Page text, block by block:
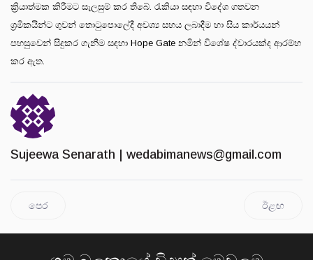
ක්‍රියාත්මක කිරීමට සැලසුම් කර තිබේ. රැකියා සඳහා විදේශ ගතවන
ශ්‍රමිකයින්ට ගුවන් තොටුපොලේදී අවශ්‍ය සහය ලබාදීම හා සිය කාර්යයන්
පහසුවෙන් සිදුකර ගැනීම සඳහා Hope Gate නමින් විශේෂ ද්වාරයක්ද ආරම්භ
කර ඇත.
Sujeewa Senarath | wedabimanews@gmail.com
පෙර ඊළඟ